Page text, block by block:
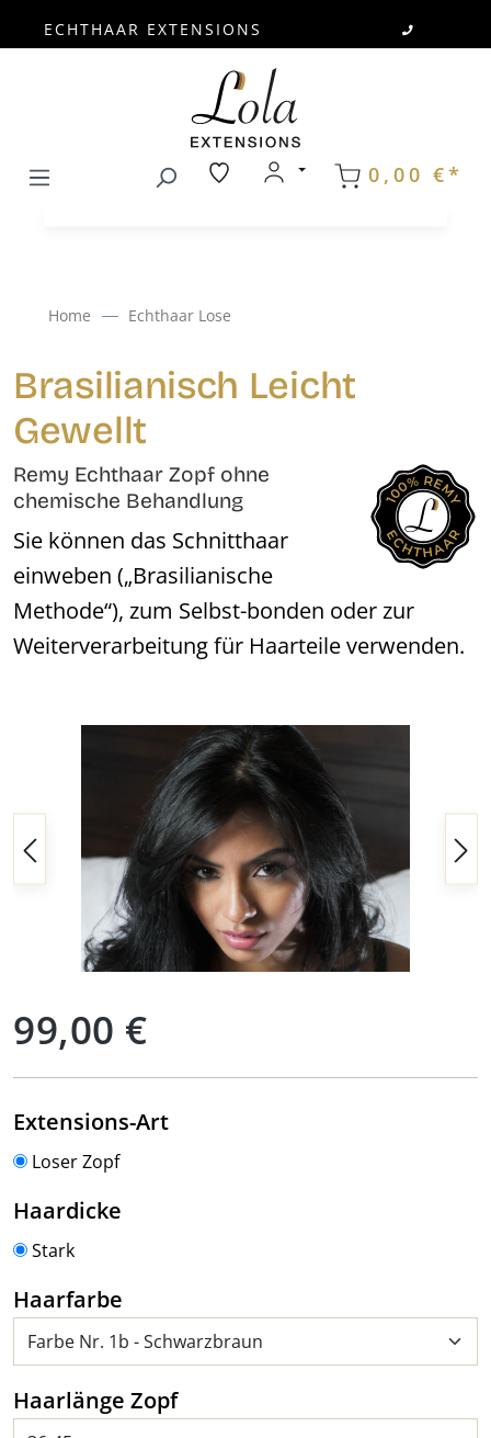
ECHTHAAR EXTENSIONS
0,00 €*
Home Echthaar Lose
Brasilianisch Leicht
Gewellt
Remy Echthaar Zopf ohne
chemische Behandlung
Sie können das Schnitthaar
einweben („Brasilianische
Methode“), zum Selbst-bonden oder zur
Weiterverarbeitung für Haarteile verwenden.
Bildergalerie überspringen
99,00 €
Extensions-Artauswählen
Loser Zopf
Haardicke
Stark
Haarfarbe
Haarlänge Zopfauswählen